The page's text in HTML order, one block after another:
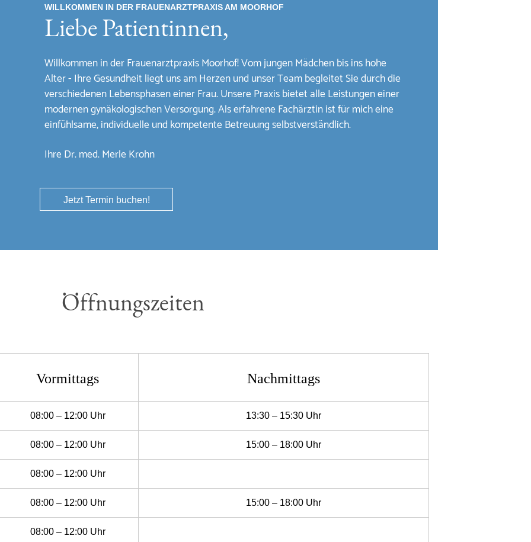
WILLKOMMEN IN DER FRAUENARZTPRAXIS AM MOORHOF
Liebe Patientinnen,
Willkommen in der Frauenarztpraxis Moorhof! Vom jungen Mädchen bis ins hohe
Alter - Ihre Gesundheit liegt uns am Herzen und unser Team begleitet Sie durch die
verschiedenen Lebensphasen einer Frau. Unsere Praxis bietet alle Leistungen einer
modernen gynäkologischen Versorgung. Als erfahrene Fachärztin ist für mich eine
einfühlsame, individuelle und kompetente Betreuung selbstverständlich.
Ihre Dr. med. Merle Krohn
Jetzt Termin buchen!
Öffnungszeiten
Vormittags Nachmittags
08:00 – 12:00 Uhr 13:30 – 15:30 Uhr
08:00 – 12:00 Uhr 15:00 – 18:00 Uhr
08:00 – 12:00 Uhr
08:00 – 12:00 Uhr 15:00 – 18:00 Uhr
08:00 – 12:00 Uhr